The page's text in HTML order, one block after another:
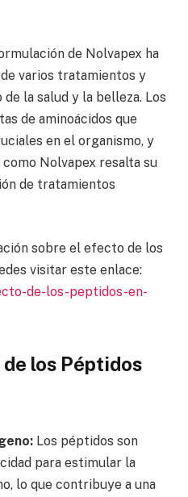
de Nolvapex ha
varios tratamientos y
la salud y la belleza. Los
de aminoácidos que
en el organismo, y
Nolvapex resalta su
de tratamientos
sobre el efecto de los
visitar este enlace:
de-los-peptidos-en-
los Péptidos
Los péptidos son
para estimular la
lo que contribuye a una